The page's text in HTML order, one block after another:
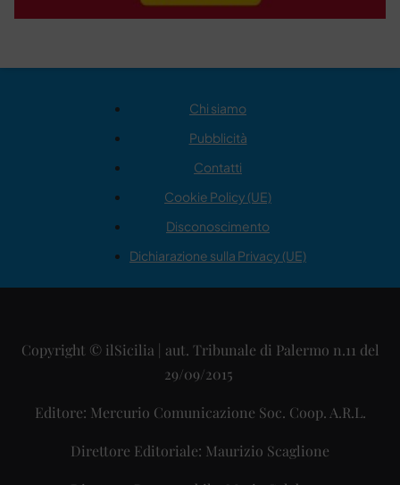
Chi siamo
Pubblicità
Contatti
Cookie Policy (UE)
Disconoscimento
Dichiarazione sulla Privacy (UE)
Copyright © ilSicilia | aut. Tribunale di Palermo n.11 del
29/09/2015
Editore: Mercurio Comunicazione Soc. Coop. A.R.L.
Direttore Editoriale: Maurizio Scaglione